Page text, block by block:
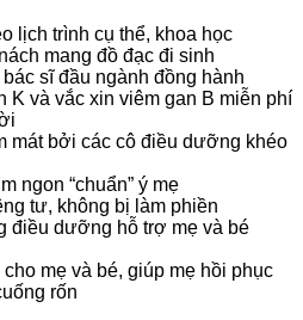
lịch trình cụ thể, khoa học
mang đồ đạc đi sinh
sĩ đầu ngành đồng hành
K và vắc xin viêm gan B miễn phí
mát bởi các cô điều dưỡng khéo
ngon “chuẩn” ý mẹ
tư, không bị làm phiền
điều dưỡng hỗ trợ mẹ và bé
mẹ và bé, giúp mẹ hồi phục
rốn